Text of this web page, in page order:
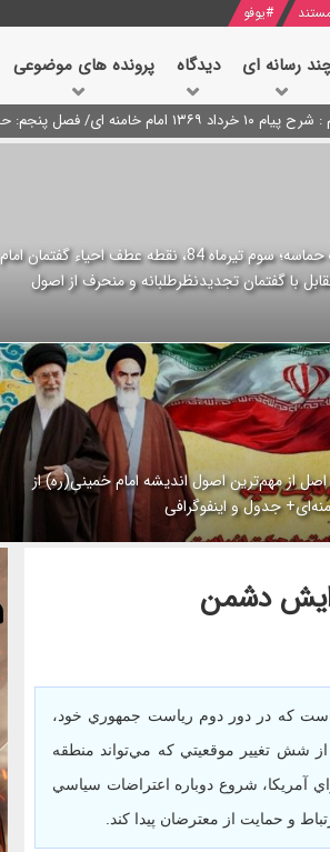
#یوفو
رسانه ای دیدگاه‌ پرونده های موضوعی
اطلاعات مصر درباره هواپیمای اوکراینی
بازخوانی یک حماسه؛ سوم تیرماه 84، نقطه عطف احیاء گفتمان امام
با گفتمان تجدیدنظرطلبانه و منحرف از اصول
از مهم‌ترین اصول اندیشه امام خمینی(ره) از
جدول و اینفوگرافی
دشمن
است که در دور دوم رياست جمهوري خود،
شش تغيير موقعيتي که مي‌تواند منطقه
آمريکا، شروع دوباره‌ اعتراضات سياسي
و حمايت از معترضان پيدا کند.